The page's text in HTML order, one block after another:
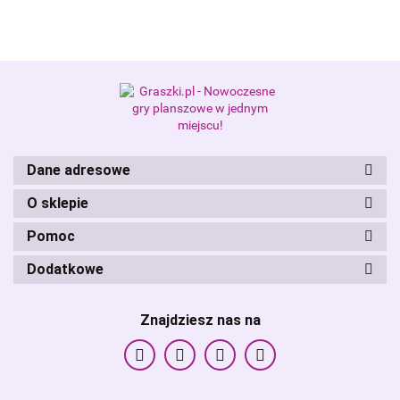
Alis Games – producent gier
planszowych i RPG
Dane adresowe
O sklepie
Pomoc
Dodatkowe
Znajdziesz nas na